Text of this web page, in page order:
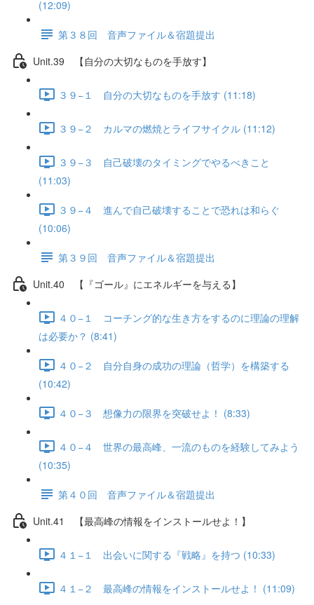
(12:09)
第３８回 音声ファイル＆宿題提出
Unit.39 【自分の大切なものを手放す】
３９−１ 自分の大切なものを手放す (11:18)
３９−２ カルマの燃焼とライフサイクル (11:12)
３９−３ 自己破壊のタイミングでやるべきこと
(11:03)
３９−４ 進んで自己破壊することで恐れは和らぐ
(10:06)
第３９回 音声ファイル＆宿題提出
Unit.40 【『ゴール』にエネルギーを与える】
４０−１ コーチング的な生き方をするのに理論の理解
は必要か？ (8:41)
４０−２ 自分自身の成功の理論（哲学）を構築する
(10:42)
４０−３ 想像力の限界を突破せよ！ (8:33)
４０−４ 世界の最高峰、一流のものを経験してみよう
(10:35)
第４０回 音声ファイル＆宿題提出
Unit.41 【最高峰の情報をインストールせよ！】
４１−１ 出会いに関する『戦略』を持つ (10:33)
４１−２ 最高峰の情報をインストールせよ！ (11:09)